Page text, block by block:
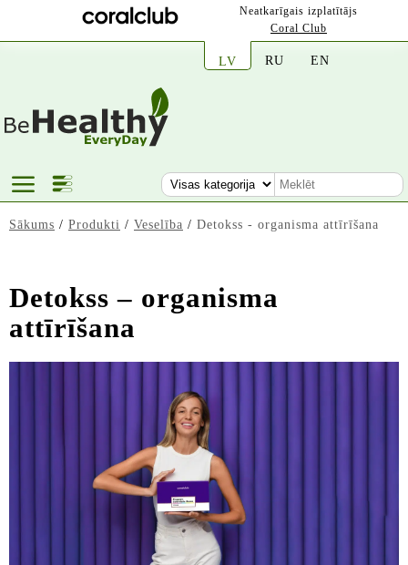
Neatkarīgais izplatītājs
Coral Club
LV RU EN
Sākums / Produkti / Veselība / Detokss - organisma attīrīšana
Detokss – organisma
attīrīšana